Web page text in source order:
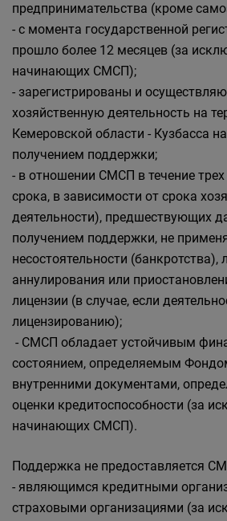
предпринимательства (кроме
- с момента государственной
прошло более 12 месяцев (за
начинающих СМСП);
- зарегистрированы и
хозяйственную деятельность на
Кемеровской области - Кузбасса
получением поддержки;
- в отношении СМСП в течение
срока, в зависимости от срока
деятельности), предшествующих
получением поддержки, не
несостоятельности (банкротства),
аннулирования или
лицензии (в случае, если
лицензированию);
- СМСП обладает устойчивым
состоянием, определяемым
внутренними документами,
оценки кредитоспособности (за
начинающих СМСП).
Поддержка не предоставляется
- являющимся кредитными
страховыми организациями (за